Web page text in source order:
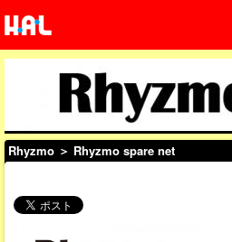
Rhyzmo ＞ Rhyzmo spare net